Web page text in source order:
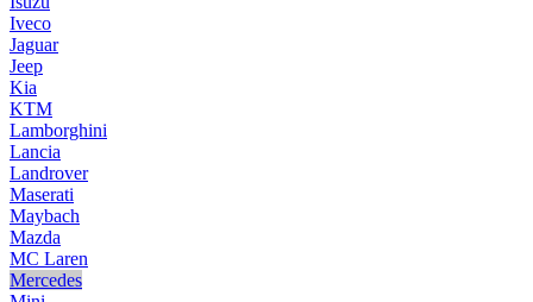
Iveco
Jaguar
Jeep
Kia
KTM
Lamborghini
Lancia
Landrover
Maserati
Maybach
Mazda
MC Laren
Mercedes